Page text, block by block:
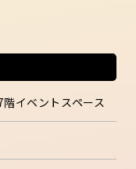
イベントスペース